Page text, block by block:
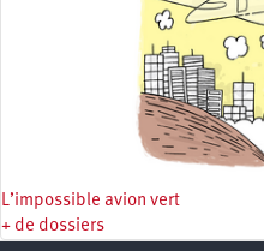
L’impossible avion vert
+ de dossiers